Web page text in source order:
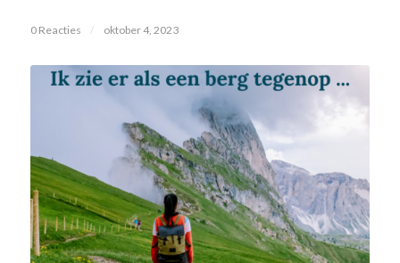
0 Reacties / oktober 4, 2023